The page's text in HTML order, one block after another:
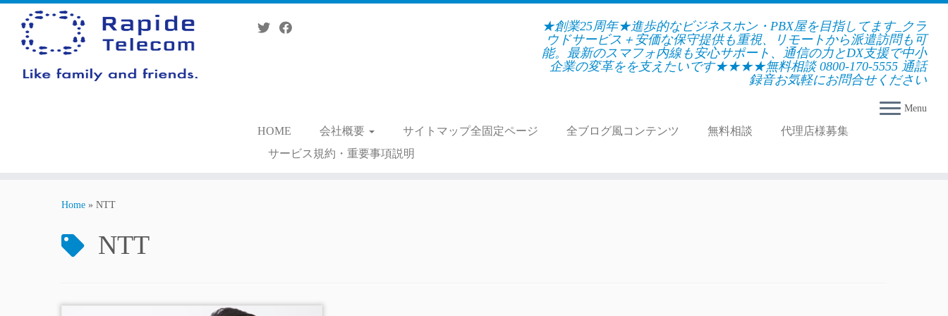
Skip
content
★創業25周年★進歩的なビジネスホン・PBX屋を目指してます_クラ
ウドサービス＋安価な保守提供も重視、リモートから派遣訪問も可
能。最新のスマフォ内線も安心サポート、通信の力とDX支援で中小
企業の変革をを支えたいです★★★★無料相談 0800-170-5555 通話
録音お気軽にお問合せください
Menu
HOME 会社概要 サイトマップ全固定ページ 全ブログ風コンテンツ 無料相談
代理店様募集
サービス規約・重要事項説明
Home » NTT
NTT